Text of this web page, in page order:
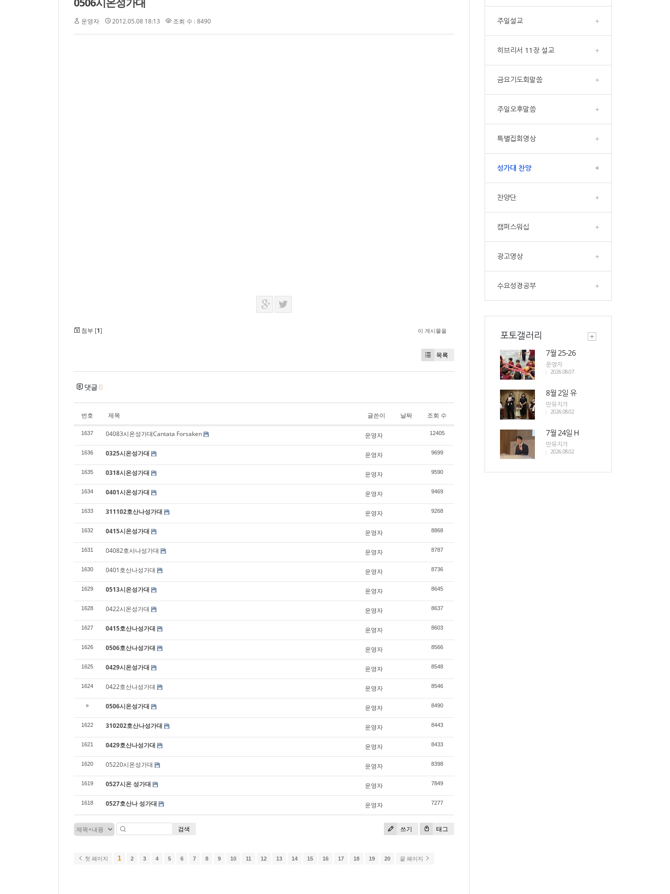
운영자 2012.05.08 18:13 조회 수 : 8490
첨부 [1] 이 게시물을
목록
댓글0
번호 제목 글쓴이 날짜 조회 수
1637 04083시온성가대Cantata Forsaken 운영자 12405
1636 0325시온성가대 운영자 9699
1635 0318시온성가대 운영자 9590
1634 0401시온성가대 운영자 9469
1633 311102호산나성가대 운영자 9268
1632 0415시온성가대 운영자 8868
1631 04082호사나성가대 운영자 8787
1630 0401호산나성가대 운영자 8736
1629 0513시온성가대 운영자 8645
1628 0422시온성가대 운영자 8637
1627 0415호산나성가대 운영자 8603
1626 0506호산나성가대 운영자 8566
1625 0429시온성가대 운영자 8548
1624 0422호산나성가대 운영자 8546
» 0506시온성가대 운영자 8490
1622 310202호산나성가대 운영자 8443
1621 0429호산나성가대 운영자 8433
1620 05220시온성가대 운영자 8398
1619 0527시온 성가대 운영자 7849
1618 0527호산나 성가대 운영자 7277
쓰기 태그
검색
첫 페이지 1 2 3 4 5 6 7 8 9 10 11 12 13 14 15 16 17 18 19 20 끝 페이지
주일설교 +
히브리서 11장 설교 +
금요기도회말씀 +
주일오후말씀 +
특별집회영상 +
성가대 찬양 +
찬양단 +
캠퍼스워십 +
광고영상 +
수요성경공부 +
포토갤러리
7월 25-26
운영자
2026.08.07
8월 2일 유
만유지가
2026.08.02
7월 24일 H
만유지가
2026.08.02